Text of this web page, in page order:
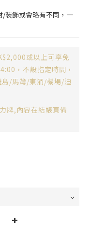
或以上可享免
，不設指定時間，
島/馬灣/東涌/機場/迪
牌,內容在結帳頁備